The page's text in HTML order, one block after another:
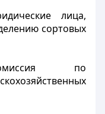
лица,
сортовых
по